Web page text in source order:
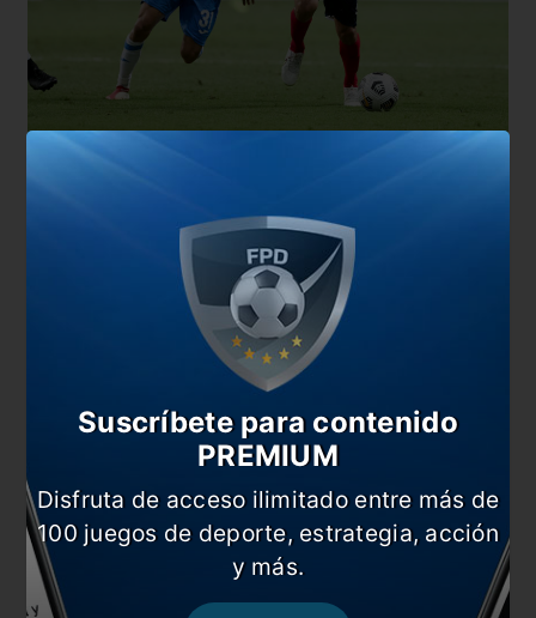
podrá ver en vivo a través de Fox Sports 2
También te puede interesar
América va por la final de la Concachampions
El Patón se convirtió en héroe
La emoción del Turco Mohamed
En esta nota:
#Concachampions #Cruz Azul
#Internacional
Suscríbete para contenido
PREMIUM
Disfruta de acceso ilimitado entre más de
100 juegos de deporte, estrategia, acción
y más.